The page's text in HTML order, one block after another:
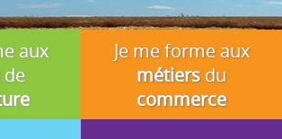
aux
de
Je me forme aux
métiersdu
commerce